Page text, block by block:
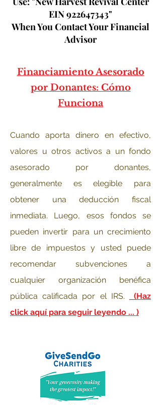
EIN922647343"
When YouContact Your Financial
Advisor
Financiamiento Asesorado
por Donantes: Cómo
Funciona
Cuando aporta dinero en efectivo,
valores u otros activos a un fondo
asesorado por donantes,
generalmente es elegible para
obtener una deducción fiscal
inmediata. Luego, esos fondos se
pueden invertir para un crecimiento
libre de impuestos y usted puede
recomendar subvenciones a
cualquier organización benéfica
pública calificada por el IRS.
(Haz
click aquí para seguir leyendo ... )